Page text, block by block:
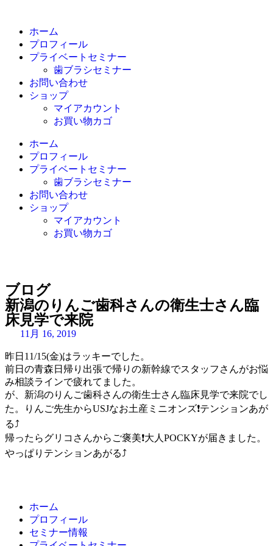
ホーム
プロフィール
プライベートセミナー
歯ブラシセミナー
お問い合わせ
ショップ
マイアカウント
お買い物カゴ
ホーム
プロフィール
プライベートセミナー
歯ブラシセミナー
お問い合わせ
ショップ
マイアカウント
お買い物カゴ
ブログ
新潟のりんご歯科さんの衛生士さん臨
床見学で来院
11月 16, 2019
昨日11/15(金)はラッキーでした。
前日の青森日帰り出張で帰りの新幹線でスタッフさんがお悩
み相談ラインで疲れてました。
が、新潟のりんご歯科さんの衛生士さん臨床見学で来院でし
た。りんご先生からUSJなお土産ミニオンズ❗テンションあが
る ⤴️
帰ったらグリコさんからご褒美❗大人POCKYが届きました。
やっぱりテンションあがる ⤴️
ホーム
プロフィール
セミナー情報